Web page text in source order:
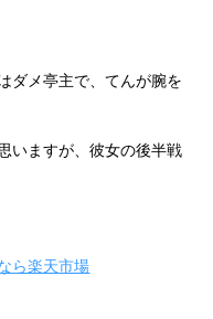
ダメ亭主で、てんが腕を
いますが、彼女の後半戦
ら楽天市場